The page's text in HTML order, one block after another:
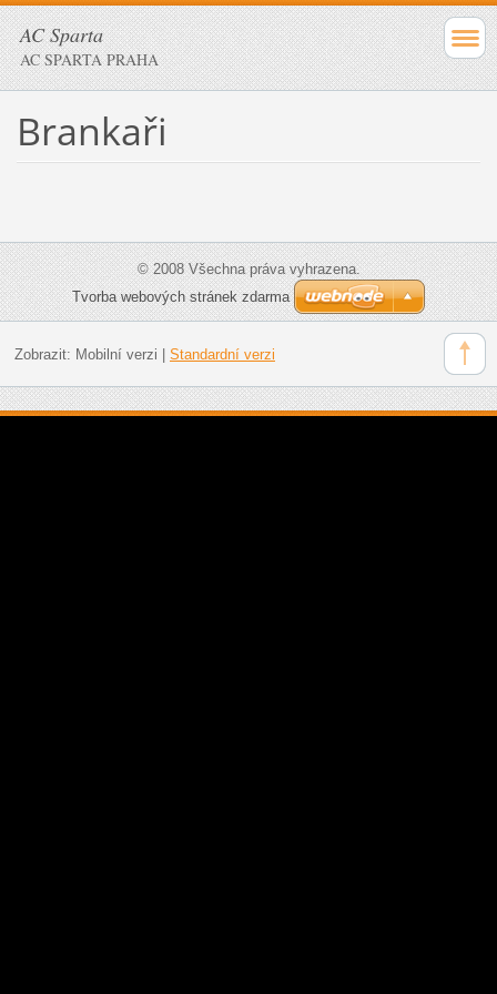
AC Sparta
AC SPARTA PRAHA
Brankaři
© 2008 Všechna práva vyhrazena.
Tvorba webových stránek zdarma
Zobrazit: Mobilní verzi Standardní verzi